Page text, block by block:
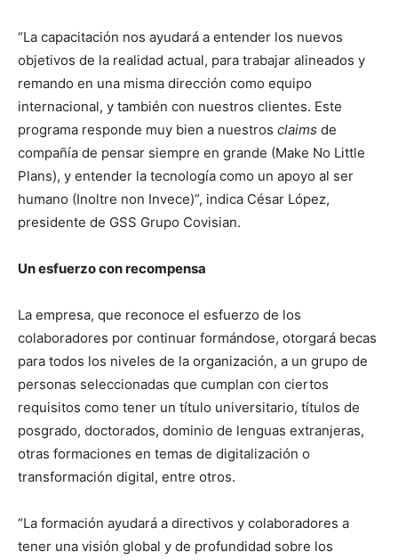
“La capacitación nos ayudará a entender los nuevos
objetivos de la realidad actual, para trabajar alineados y
remando en una misma dirección como equipo
internacional, y también con nuestros clientes. Este
programa responde muy bien a nuestros claims de
compañía de pensar siempre en grande (Make No Little
Plans), y entender la tecnología como un apoyo al ser
humano (Inoltre non Invece)”, indica César López,
presidente de GSS Grupo Covisian.
Un esfuerzo con recompensa
La empresa, que reconoce el esfuerzo de los
colaboradores por continuar formándose, otorgará becas
para todos los niveles de la organización, a un grupo de
personas seleccionadas que cumplan con ciertos
requisitos como tener un título universitario, títulos de
posgrado, doctorados, dominio de lenguas extranjeras,
otras formaciones en temas de digitalización o
transformación digital, entre otros.
“La formación ayudará a directivos y colaboradores a
tener una visión global y de profundidad sobre los